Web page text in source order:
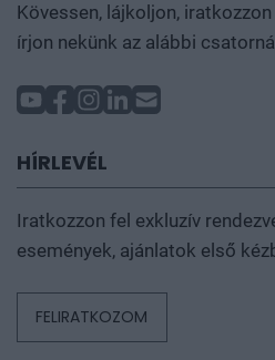
Kövessen, lájkoljon,
írjon nekünk az alábbi
HÍRLEVÉL
Iratkozzon fel exkluzív
események, ajánlatok első
FELIRATKOZOM